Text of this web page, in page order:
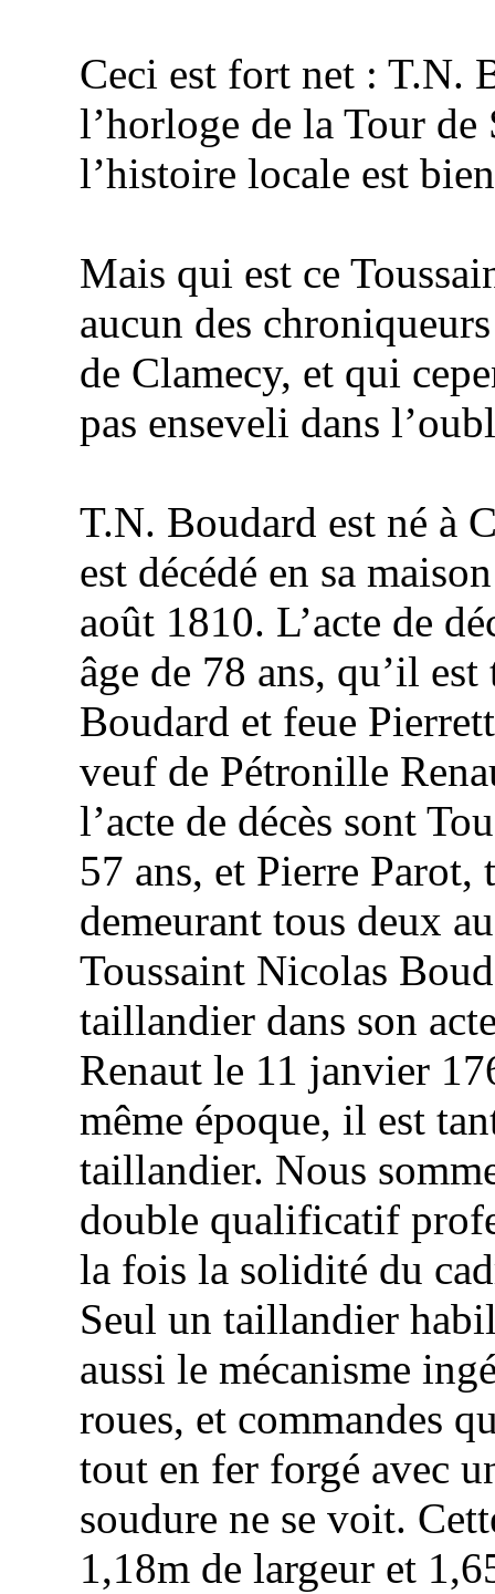
Ceci est fort net : T.N.
l’horloge de la Tour de
l’histoire locale est
Mais qui est ce
aucun des
de Clamecy, et qui
pas enseveli dans
T.N. Boudard est né à
est décédé en sa
août 1810. L’acte de
âge de 78 ans, qu’il
Boudard et feue
veuf de Pétronille
l’acte de décès sont
57 ans, et Pierre Parot,
demeurant tous deux
Toussaint Nicolas
taillandier dans son
Renaut le 11 janvier
même époque, il est
taillandier. Nous
double qualificatif
la fois la solidité du
Seul un taillandier
aussi le mécanisme
roues, et commandes
tout en fer forgé avec
soudure ne se voit.
1,18m de largeur et